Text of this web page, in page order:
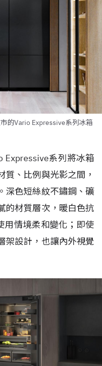
的Vario Expressive系列冰箱
Expressive系列將冰箱
質、比例與光影之間，
深色短絲紋不鏽鋼、礦
的材質層次，暖白色抗
用情境柔和變化；即使
架設計，也讓內外視覺